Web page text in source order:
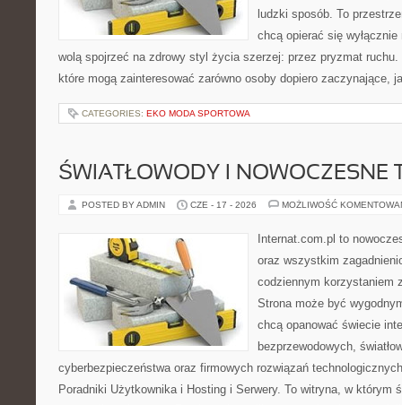
ludzki sposób. To
chcą opierać się
wolą spojrzeć na zdrowy styl życia szerzej: przez pryzmat
które mogą zainteresować zarówno osoby dopiero
CATEGORIES: EKO MODA SPORTOWA
ŚWIATŁOWODY I NOWOCZESNE
POSTED BY ADMIN CZE - 17 - 2026 MOŻLIWOŚĆ
Internat.com.pl to
oraz wszystkim
codziennym korzystaniem
Strona może być
chcą opanować świecie
bezprzewodowych,
cyberbezpieczeństwa oraz firmowych rozwiązań
Poradniki Użytkownika i Hosting i Serwery. To witryna, w którym